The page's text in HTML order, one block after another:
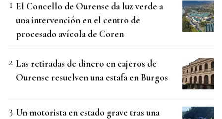
El Concello de Ourense da luz verde a
una intervención en el centro de
procesado avícola de Coren
Las retiradas de dinero en cajeros de
Ourense resuelven una estafa en Burgos
Un motorista en estado grave tras una